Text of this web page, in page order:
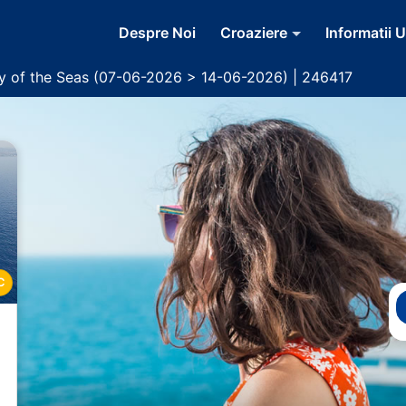
Despre Noi Croaziere Informatii
of the Seas (07-06-2026 > 14-06-2026) | 246417